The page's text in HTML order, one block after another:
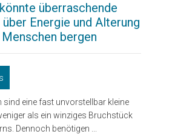
überraschende
Energie und Alterung
bergen
eine fast unvorstellbar kleine
als ein winziges Bruchstück
Dennoch benötigen ...